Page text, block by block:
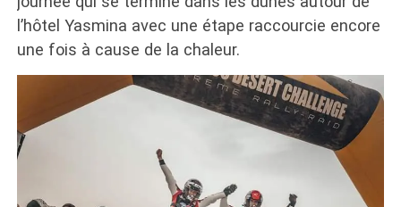
l’hôtel Yasmina avec une étape raccourcie encore
une fois à cause de la chaleur.